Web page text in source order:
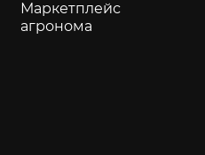
Маркетплейс
агронома